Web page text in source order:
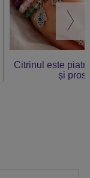
Citrinul este
și